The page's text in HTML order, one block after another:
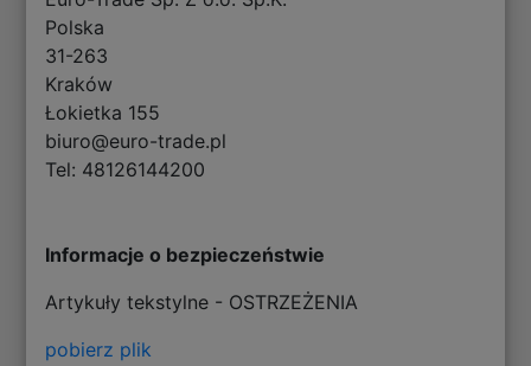
Polska
31-263
Kraków
Łokietka 155
biuro@euro-trade.pl
Tel: 48126144200
Informacje o bezpieczeństwie
Artykuły tekstylne - OSTRZEŻENIA
pobierz plik